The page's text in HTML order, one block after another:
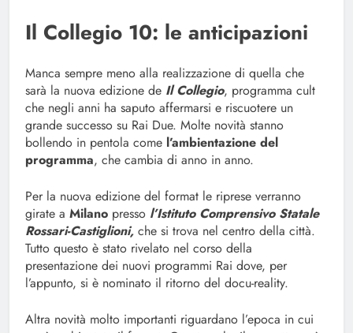
Il Collegio 10: le anticipazioni
Manca sempre meno alla realizzazione di quella che
sarà la nuova edizione de Il Collegio, programma cult
che negli anni ha saputo affermarsi e riscuotere un
grande successo su Rai Due. Molte novità stanno
bollendo in pentola come l’ambientazione del
programma, che cambia di anno in anno.
Per la nuova edizione del format le riprese verranno
girate a Milano presso l’Istituto Comprensivo Statale
Rossari-Castiglioni, che si trova nel centro della città.
Tutto questo è stato rivelato nel corso della
presentazione dei nuovi programmi Rai dove, per
l’appunto, si è nominato il ritorno del docu-reality.
Altra novità molto importanti riguardano l’epoca in cui